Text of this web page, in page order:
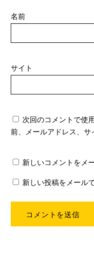
名前
サイト
次回のコメントで使
前、メールアドレス、サ
新しいコメントをメ
新しい投稿をメール